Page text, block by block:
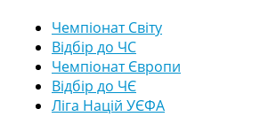
Чемпіонат Світу
Відбір до ЧС
Чемпіонат Європи
Відбір до ЧЄ
Ліга Націй УЄФА